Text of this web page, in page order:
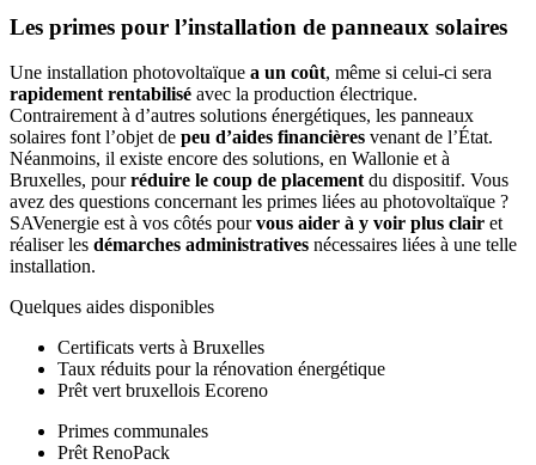
Les primes pour l’installation de panneaux solaires
Une installation photovoltaïque a un coût, même si celui-ci sera
rapidement rentabilisé avec la production électrique.
Contrairement à d’autres solutions énergétiques, les panneaux
solaires font l’objet de peu d’aides financières venant de l’État.
Néanmoins, il existe encore des solutions, en Wallonie et à
Bruxelles, pourréduire le coup de placement du dispositif. Vous
avez des questions concernant les primes liées au photovoltaïque ?
SAVenergie est à vos côtés pourvous aider à y voir plus clair et
réaliser les démarches administratives nécessaires liées à une telle
installation.
Quelques aides disponibles
Certificats verts à Bruxelles
Taux réduits pour la rénovation énergétique
Prêt vert bruxellois Ecoreno
Primes communales
Prêt RenoPack